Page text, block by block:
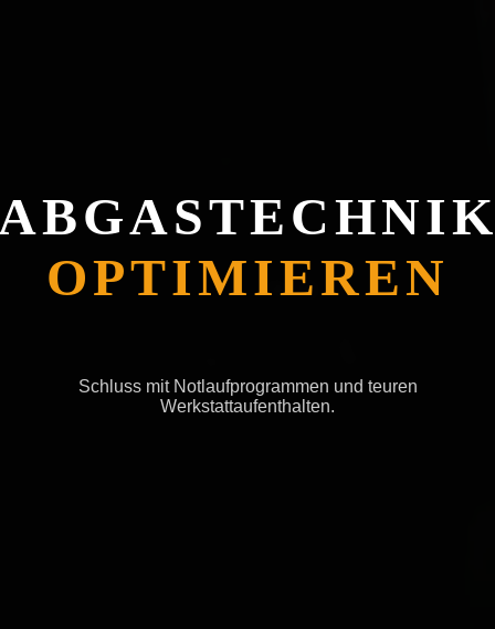
OPTIMIEREN
Schluss mit Notlaufprogrammen und teuren
Werkstattaufenthalten.